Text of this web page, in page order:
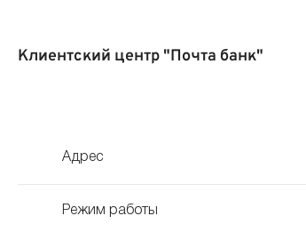
Клиентский центр "Почта банк"
Адрес
Режим работы